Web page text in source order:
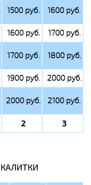
1500 руб. 1600 руб.
1600 руб.
1700 руб.
1700 руб. 1800 руб.
1900 руб.
2000 руб.
2000 руб. 2100 руб.
2 3